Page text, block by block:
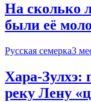
На сколько
были её
Русская семерка3
Хара-Зулхэ:
реку Лену